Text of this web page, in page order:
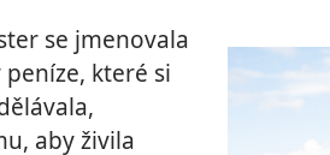
se jmenovala
peníze, které si
aby živila